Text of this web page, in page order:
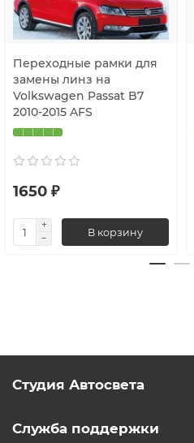
Переходные рамки для
замены линз на
Volkswagen Passat B7
2010-2015 AFS
1650 ₽
В корзину
Студия Автосвета
Служба поддержки